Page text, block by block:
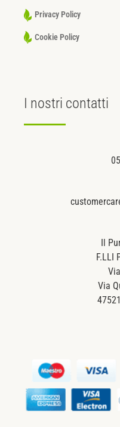
Privacy Policy
Cookie Policy
I nostri contatti
Il
F.LLI
Via